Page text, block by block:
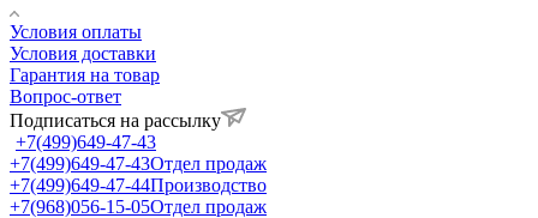
Условия оплаты
Условия доставки
Гарантия на товар
Вопрос-ответ
Подписаться на рассылку
+7(499)649-47-43
+7(499)649-47-43Отдел продаж
+7(499)649-47-44Производство
+7(968)056-15-05Отдел продаж